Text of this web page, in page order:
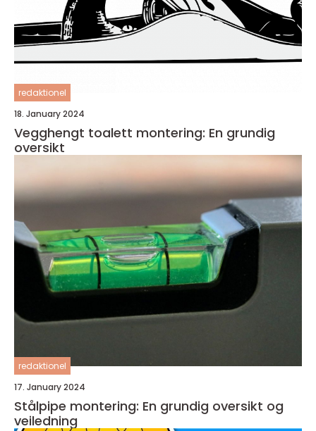
redaktionel
18. January 2024
Vegghengt toalett montering: En grundig
oversikt
redaktionel
17. January 2024
Stålpipe montering: En grundig oversikt og
veiledning